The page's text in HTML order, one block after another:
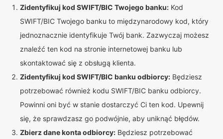
Zidentyfikuj kod SWIFT/BIC Twojego banku: Kod
SWIFT/BIC Twojego banku to międzynarodowy kod, który
jednoznacznie identyfikuje Twój bank. Zazwyczaj możesz
znaleźć ten kod na stronie internetowej banku lub
skontaktować się z obsługą klienta.
Zidentyfikuj kod SWIFT/BIC banku odbiorcy: Będziesz
potrzebować również kodu SWIFT/BIC banku odbiorcy.
Powinni oni być w stanie dostarczyć Ci ten kod. Upewnij
się, że sprawdzasz go podwójnie, aby uniknąć błędów.
Zbierz dane konta odbiorcy: Będziesz potrzebować